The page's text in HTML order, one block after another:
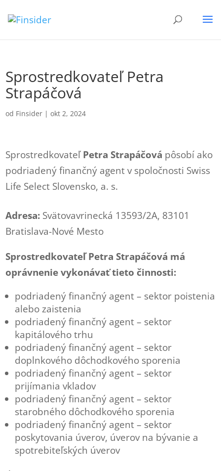
Sprostredkovateľ Petra
Strapáčová
od Finsider |okt 2, 2024
SprostredkovateľPetra Strapáčová pôsobí ako
podriadený finančný agent v spoločnosti Swiss
Life Select Slovensko, a. s.
Adresa: Svätovavrinecká 13593/2A, 83101
Bratislava-Nové Mesto
Sprostredkovateľ Petra Strapáčová má
oprávnenie vykonávať tieto činnosti:
podriadený finančný agent – sektor poistenia
alebo zaistenia
podriadený finančný agent – sektor
kapitálového trhu
podriadený finančný agent – sektor
doplnkového dôchodkového sporenia
podriadený finančný agent – sektor
prijímania vkladov
podriadený finančný agent – sektor
starobného dôchodkového sporenia
podriadený finančný agent – sektor
poskytovania úverov, úverov na bývanie a
spotrebiteľských úverov